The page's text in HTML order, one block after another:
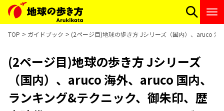
TOP ガイドブック (2ページ目)地球の歩き方 Jシリーズ（国内）、aruco 海
(2ページ目)地球の歩き方 Jシリーズ
（国内）、aruco 海外、aruco 国内、
ランキング&テクニック、御朱印、歴